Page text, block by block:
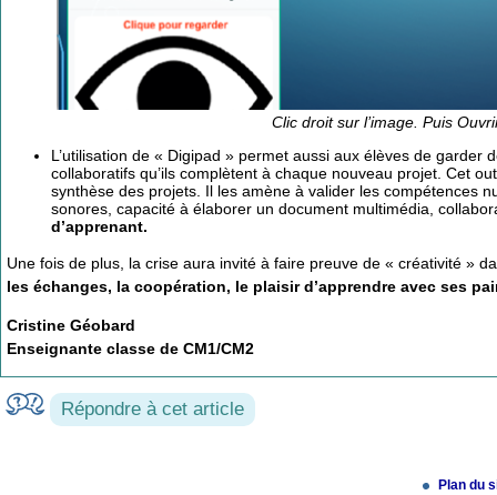
Clic droit sur l’image. Puis
L’utilisation de « Digipad » permet aussi aux élèves de
collaboratifs qu’ils complètent à chaque nouveau projet. Cet
synthèse des projets. Il les amène à valider les compétences
sonores, capacité à élaborer un document multimédia,
d’apprenant.
Une fois de plus, la crise aura invité à faire preuve de « créativité »
les échanges, la coopération, le plaisir d’apprendre avec ses
Cristine Géobard
Enseignante classe de CM1/CM2
Répondre à cet article
Plan du